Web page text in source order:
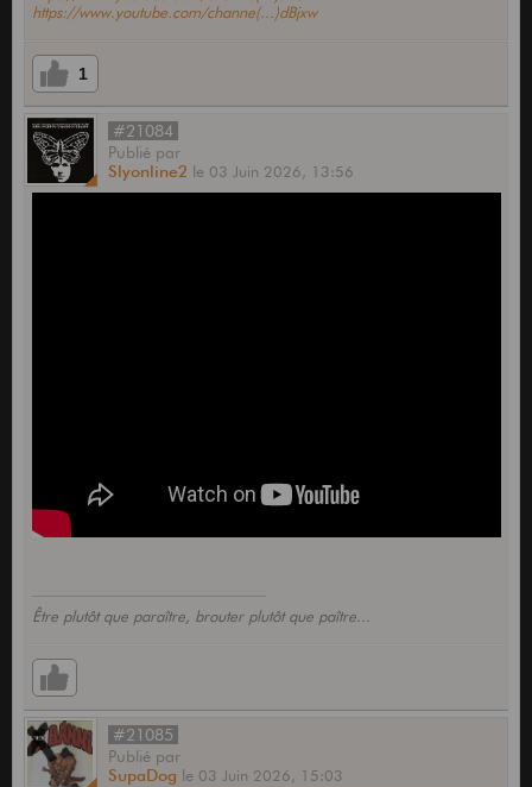
https://www.youtube.com/channe(...)dBjxw
1
#21084
Publié par
Slyonline2 le 03 Juin 2026, 13:56
Être plutôt que paraître, brouter plutôt que paître...
#21085
Publié par
SupaDog le 03 Juin 2026, 15:03